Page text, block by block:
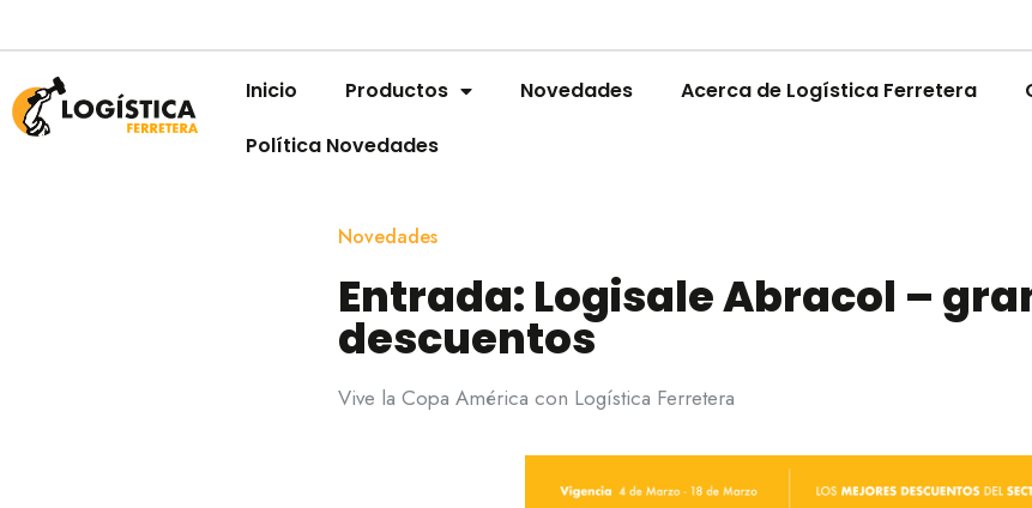
Inicio Productos Novedades Acerca de Logística Ferretera
Política Novedades
Novedades
Entrada: Logisale Abracol –
descuentos
Vive la Copa América con Logística Ferretera